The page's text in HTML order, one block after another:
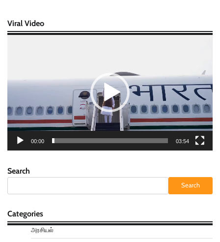
Viral Video
00:00 03:54
Search
Search
Categories
அரசியல்